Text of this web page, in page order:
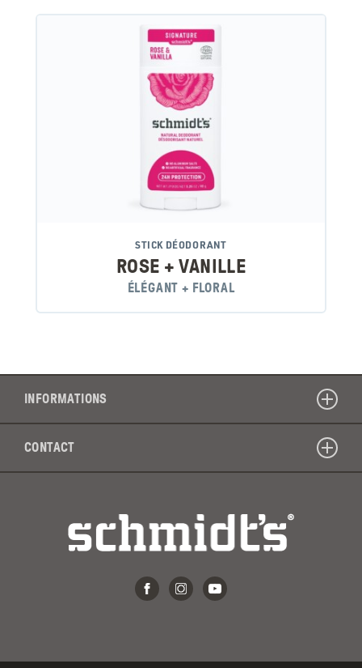
STICK DÉODORANT
ROSE + VANILLE
ÉLÉGANT + FLORAL
INFORMATIONS
CONTACT